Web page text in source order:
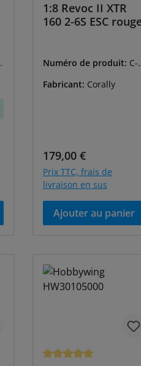
1:8 Revoc II XTR
160 2-6S ESC
Numéro de produit: C-5
Fabricant: Corally
Prix régulier :
179,00 €
Prix TTC, frais de
livraison en sus
Ajouter au panier